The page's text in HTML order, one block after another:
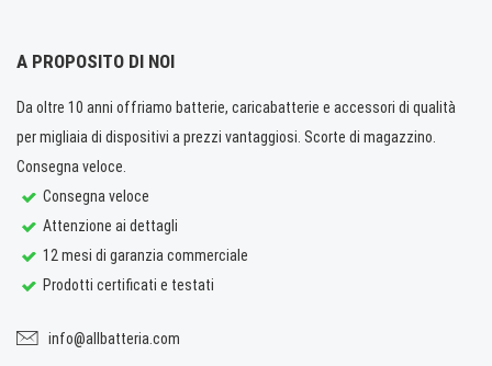
A PROPOSITO DI NOI
Da oltre 10 anni offriamo batterie, caricabatterie e accessori di qualità
per migliaia di dispositivi a prezzi vantaggiosi. Scorte di magazzino.
Consegna veloce.
Consegna veloce
Attenzione ai dettagli
12 mesi di garanzia commerciale
Prodotti certificati e testati
info@allbatteria.com